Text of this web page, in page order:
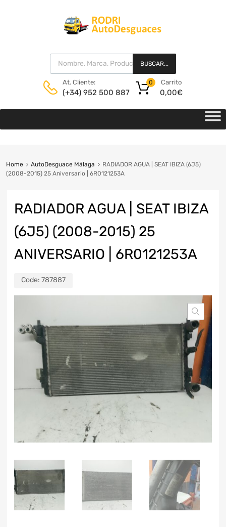
BUSCAR...
At. Cliente:
(+34) 952 500 887
Carrito
0,00€
0
Home AutoDesguace Málaga
RADIADOR AGUA | SEAT IBIZA (6J5)
(2008-2015) 25 Aniversario | 6R0121253A
RADIADOR AGUA | SEAT IBIZA
(6J5) (2008-2015) 25
ANIVERSARIO | 6R0121253A
Code: 787887